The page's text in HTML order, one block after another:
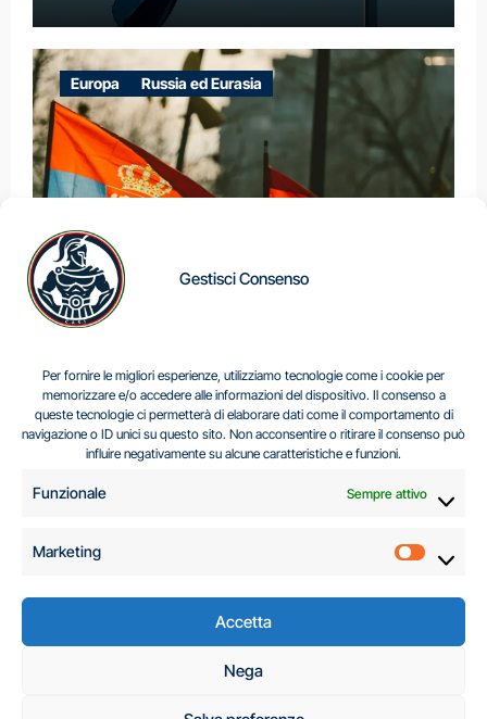
Gestisci Consenso
Per fornire le migliori esperienze, utilizziamo tecnologie come i cookie per
memorizzare e/o accedere alle informazioni del dispositivo. Il consenso a
queste tecnologie ci permetterà di elaborare dati come il comportamento di
navigazione o ID unici su questo sito. Non acconsentire o ritirare il consenso può
influire negativamente su alcune caratteristiche e funzioni.
Funzionale Sempre attivo
Marketing
Accetta
Nega
Europa Russia ed Eurasia
Centro Analisi e Studi Italus © Tutti i diritti riservati
C.A.S.I. – Centro
Analisi e Studi Italus